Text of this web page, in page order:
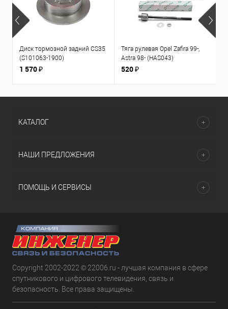
Диск тормозной задний CS35
(S101063-1900)
1 570 ₽
Тяга рулевая Opel Zafira 99-,
Astra 98- (HAS043)
520 ₽
КАТАЛОГ
НАШИ ПРЕДЛОЖЕНИЯ
ПОМОЩЬ И СЕРВИСЫ
Copyright 2002-2022 © 22006.ru - лучшая компания в сфере
спутникового и цифрового телевидения, связь и
безопасность. Все права защищены.